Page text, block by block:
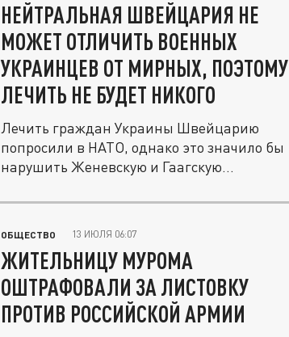
НЕЙТРАЛЬНАЯ ШВЕЙЦАРИЯ НЕ
МОЖЕТ ОТЛИЧИТЬ ВОЕННЫХ
УКРАИНЦЕВ ОТ МИРНЫХ, ПОЭТОМУ
ЛЕЧИТЬ НЕ БУДЕТ НИКОГО
Лечить граждан Украины Швейцарию
попросили в НАТО, однако это значило бы
нарушить Женевскую и Гаагскую...
ОБЩЕСТВО 13 ИЮЛЯ 06:07
ЖИТЕЛЬНИЦУ МУРОМА
ОШТРАФОВАЛИ ЗА ЛИСТОВКУ
ПРОТИВ РОССИЙСКОЙ АРМИИ